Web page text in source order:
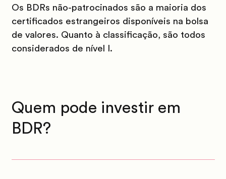
Os BDRs não-patrocinados são a maioria dos
certificados estrangeiros disponíveis na bolsa
de valores. Quanto à classificação, são todos
considerados de nível I.
Quem pode investir em
BDR?